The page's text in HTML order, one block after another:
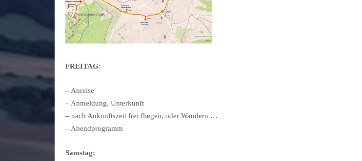
FREITAG:
– Anreise
– Anmeldung, Unterkunft
– nach Ankunftszeit frei fliegen, oder Wandern …
– Abendprogramm
Samstag: